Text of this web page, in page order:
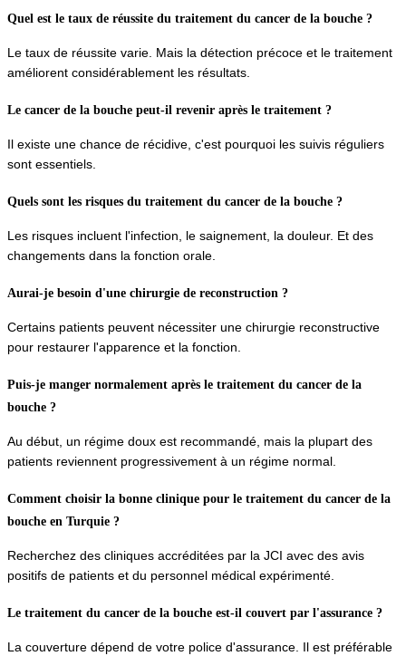
Quel est le taux de réussite du traitement du cancer de la bouche ?
Le taux de réussite varie. Mais la détection précoce et le traitement
améliorent considérablement les résultats.
Le cancer de la bouche peut-il revenir après le traitement ?
Il existe une chance de récidive, c'est pourquoi les suivis réguliers
sont essentiels.
Quels sont les risques du traitement du cancer de la bouche ?
Les risques incluent l'infection, le saignement, la douleur. Et des
changements dans la fonction orale.
Aurai-je besoin d'une chirurgie de reconstruction ?
Certains patients peuvent nécessiter une chirurgie reconstructive
pour restaurer l'apparence et la fonction.
Puis-je manger normalement après le traitement du cancer de la
bouche ?
Au début, un régime doux est recommandé, mais la plupart des
patients reviennent progressivement à un régime normal.
Comment choisir la bonne clinique pour le traitement du cancer de la
bouche en Turquie ?
Recherchez des cliniques accréditées par la JCI avec des avis
positifs de patients et du personnel médical expérimenté.
Le traitement du cancer de la bouche est-il couvert par l'assurance ?
La couverture dépend de votre police d'assurance. Il est préférable